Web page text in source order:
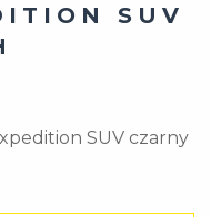
SUV
SUV czarny